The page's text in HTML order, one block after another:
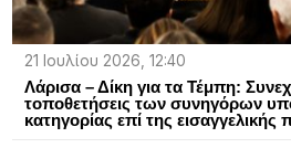
21 Ιουλίου 2026, 12:40
Λάρισα – Δίκη για τα Τέμπη:
τοποθετήσεις των συνηγόρων
κατηγορίας επί της εισαγγελικής